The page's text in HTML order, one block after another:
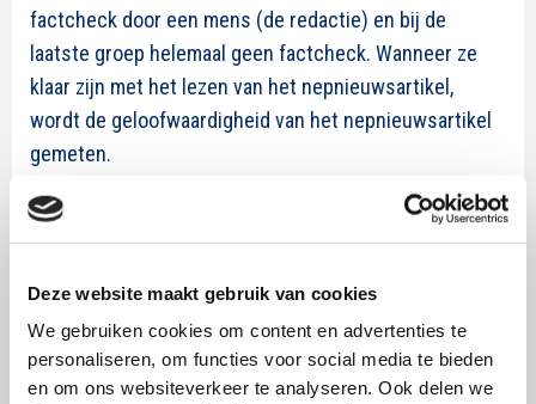
Deze website maakt gebruik van cookies
We gebruiken cookies om content en advertenties te
personaliseren, om functies voor social media te bieden
en om ons websiteverkeer te analyseren. Ook delen we
factcheck door een mens (de redactie) en bij de
laatste groep helemaal geen factcheck. Wanneer ze
klaar zijn met het lezen van het nepnieuwsartikel,
wordt de geloofwaardigheid van het nepnieuwsartikel
gemeten.
Hierna worden de verschillen tussen de drie groepen
geanalyseerd.Ook wordt de mate van
kan worden meegenomen in de analyse.
RESULTATEN